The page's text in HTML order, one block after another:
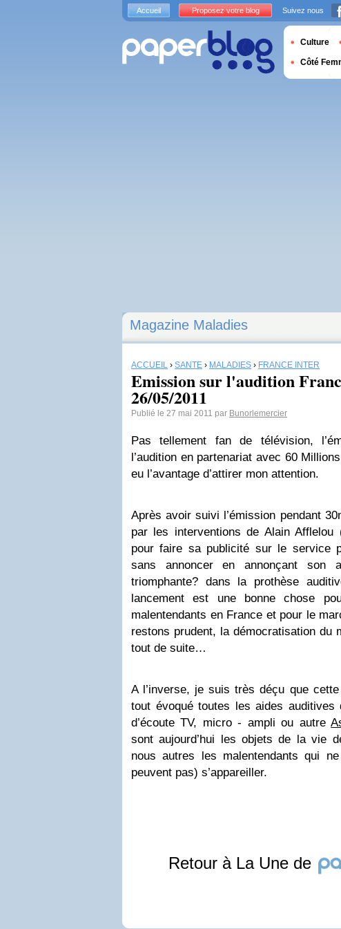
Magazine Maladies
ACCUEIL › SANTÉ › MALADIES › FRANCE INTER
Emission sur l'audition
26/05/2011
Publié le 27 mai 2011 par Bunorlemercier
Pas tellement fan de télévision,
l’audition en partenariat avec 60
eu l’avantage d’attirer mon attention.
Après avoir suivi l’émission pendant
par les interventions de Alain Afflelou
pour faire sa publicité sur le service
sans annoncer en annonçant son
triomphante? dans la prothèse
lancement est une bonne chose
malentendants en France et pour le
restons prudent, la démocratisation du
tout de suite…
A l’inverse, je suis très déçu que
tout évoqué toutes les aides auditives
d’écoute TV, micro - ampli ou autre
sont aujourd’hui les objets de la vie
nous autres les malentendants qui
peuvent pas) s’appareiller.
Retour à La Une de
Accueil Proposez votre blog Suivez nous
Culture
Côté